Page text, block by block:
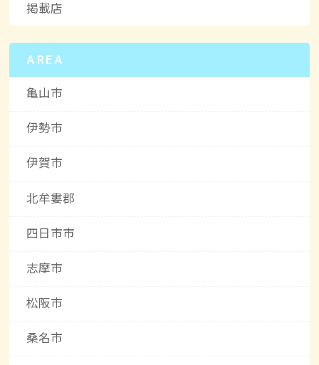
掲載店
AREA
亀山市
伊勢市
伊賀市
北牟婁郡
四日市市
志摩市
松阪市
桑名市